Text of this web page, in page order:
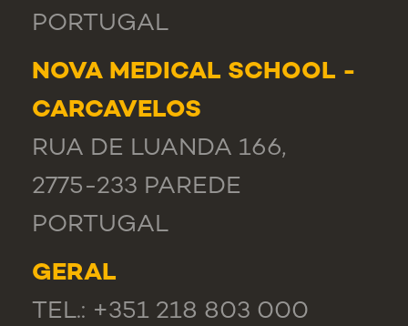
PORTUGAL
NOVA MEDICAL SCHOOL -
CARCAVELOS
RUA DE LUANDA 166,
2775-233 PAREDE
PORTUGAL
GERAL
TEL.: +351 218 803 000